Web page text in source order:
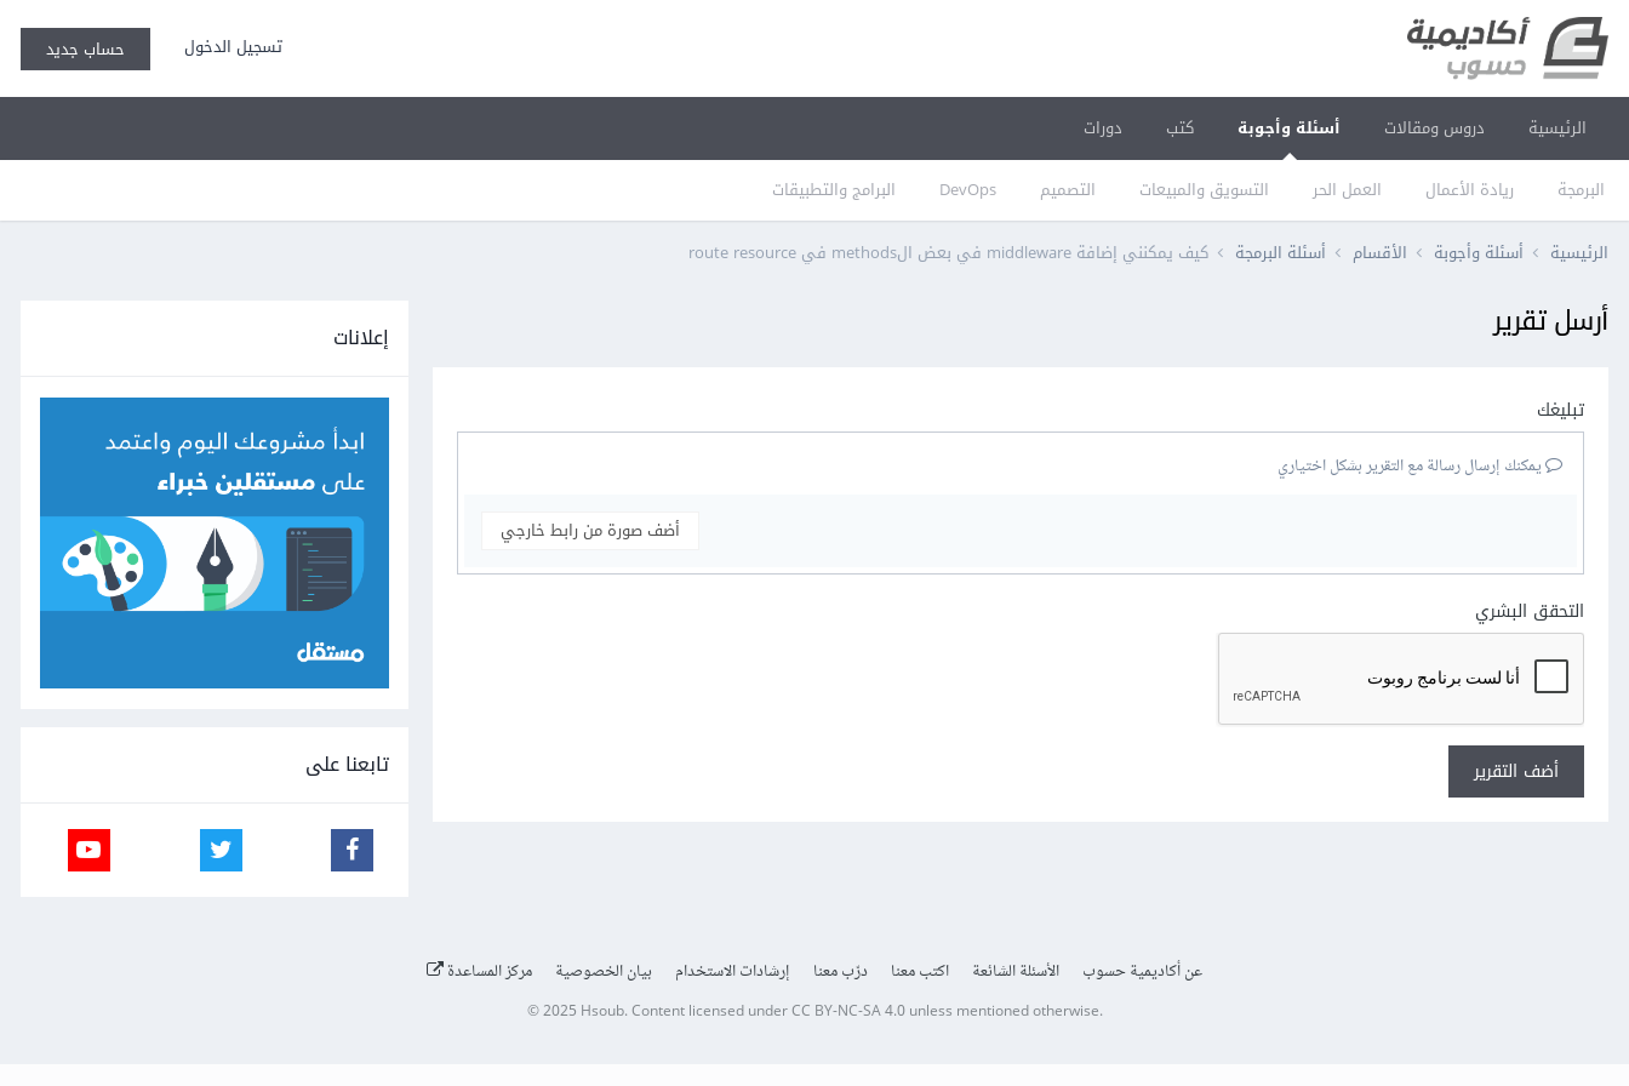
تسجيل الدخول حساب جديد
الرئيسية دروس ومقالات أسئلة وأجوبة
البرمجة ريادة الأعمال العمل الحر التسويق والمبيعات التصميم DevOps البرامج والتطبيقات
كتب دورات
الرئيسية أسئلة وأجوبة الأقسام أسئلة البرمجة كيف يمكنني إضافة middleware في بعض الmethods في route resource
أرسل تقرير
تبليغك
يمكنك إرسال رسالة مع التقرير بشكل اختياري
أضف صورة من رابط خارجي
التحقق البشري
أضف التقرير
إعلانات
تابعنا على
عن أكاديمية حسوب الأسئلة الشائعة اكتب معنا درّب معنا إرشادات الاستخدام بيان الخصوصية مركز المساعدة
© 2025 Hsoub.Content licensed underCC BY-NC-SA 4.0unless mentioned otherwise.